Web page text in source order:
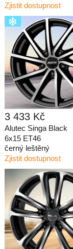
Zjistit dostupnost
3 433 Kč
Alutec Singa Black
6x15 ET46
černý leštěný
Zjistit dostupnost